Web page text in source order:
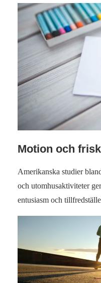
Motion och
Amerikanska studier
och utomhusaktiviteter
entusiasm och